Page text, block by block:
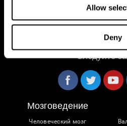
Allow
Deny
Следуйте
Мозговедение
Человеческий мозг